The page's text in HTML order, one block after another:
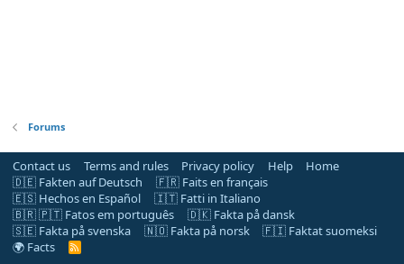
Forums
Contact us Terms and rules Privacy policy Help
Home
🇩🇪 Fakten auf Deutsch
🇫🇷 Faits en français
🇪🇸 Hechos en Español
🇮🇹 Fatti in Italiano
🇧🇷 🇵🇹 Fatos em português
🇩🇰 Fakta på dansk
🇸🇪 Fakta på svenska
🇳🇴 Fakta på norsk
🇫🇮 Faktat suomeksi
🌍 Facts
R